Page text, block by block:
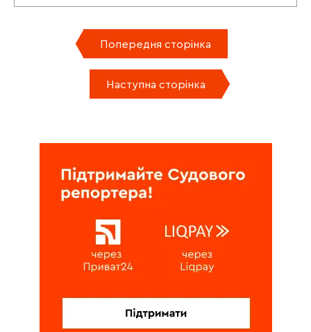
Попередня сторінка
Наступна сторінка